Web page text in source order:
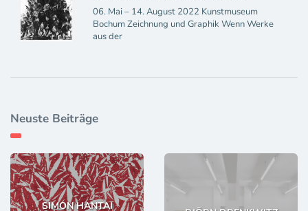
06. Mai – 14. August 2022 Kunstmuseum
Bochum Zeichnung und Graphik Wenn Werke
aus der
Neuste Beiträge
SIMON HANTAI